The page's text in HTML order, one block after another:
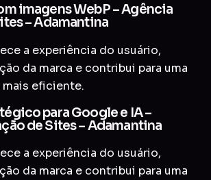
imagens WebP – Agência
– Adamantina
a experiência do usuário,
da marca e contribui para uma
eficiente.
para Google e IA –
de Sites – Adamantina
a experiência do usuário,
da marca e contribui para uma